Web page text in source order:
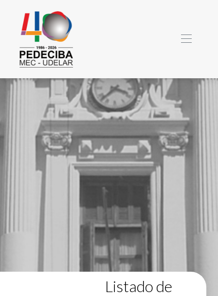
Listado de